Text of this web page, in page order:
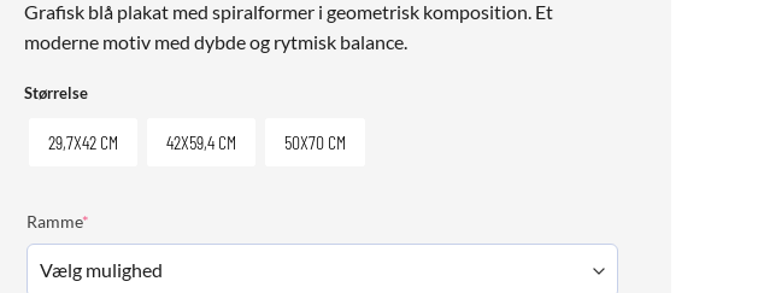
Grafisk blå plakat med spiralformer i geometrisk komposition. Et
moderne motiv med dybde og rytmisk balance.
Størrelse
29,7X42 CM 42X59,4 CM 50X70 CM
Ramme*(required)